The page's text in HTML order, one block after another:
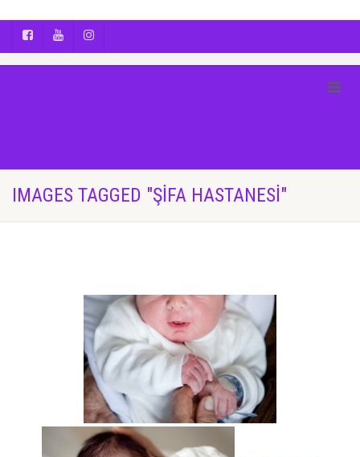
IMAGES TAGGED "ŞIFA HASTANESI"